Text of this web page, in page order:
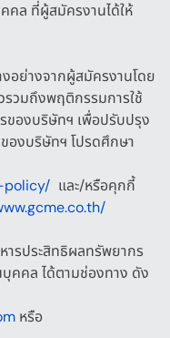
คล ที่ผู้สมัครงานได้ให้
อย่างจากผู้สมัครงานโดย
วมถึงพฤติกรรมการใช้
รของบริษัทฯ เพื่อปรับปรุง
องบริษัทฯ โปรดศึกษา
policy/ และ/หรือคุกกี้
ารประสิทธิผลทรัพยากร
บุคคล ได้ตามช่องทาง ดัง
หรือ